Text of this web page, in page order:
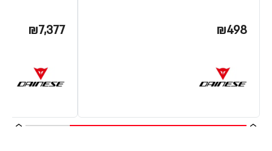
₪498
₪7,377